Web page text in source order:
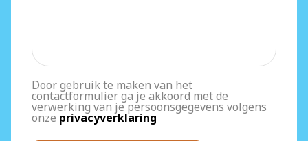
Door gebruik te maken van het
contactformulier ga je akkoord met de
verwerking van je persoonsgegevens volgens
onze privacyverklaring